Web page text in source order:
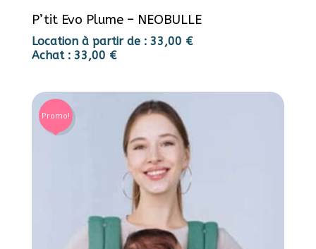
P’tit Evo Plume – NEOBULLE
Location à partir de : 33,00 €
Achat : 33,00 €
Promo!